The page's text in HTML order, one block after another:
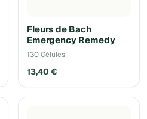
Fleurs de Bach
Emergency Remedy
130 Gélules
13,40 €